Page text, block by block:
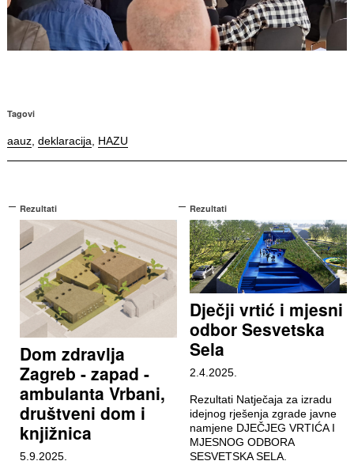
Tagovi
aauz, deklaracija HAZU
Rezultati
Dom zdravlja
Zagreb - zapad -
ambulanta Vrbani,
društveni dom i
knjižnica
5.9.2025.
Rezultati
Dječji vrtić i mjesni
odbor Sesvetska
Sela
2.4.2025.
Rezultati Natječaja za izradu
idejnog rješenja zgrade javne
namjene DJEČJEG VRTIĆA I
MJESNOG ODBORA
SESVETSKA SELA.